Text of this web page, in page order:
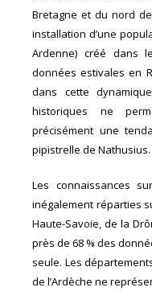
Bretagne et du nord
installation d’une
Ardenne) créé dans
données estivales en
dans cette
historiques ne
précisément une
pipistrelle de Nathusius.
Les connaissances
inégalement réparties
Haute-Savoie, de la
près de 68 % des
seule. Les
de l’Ardèche ne